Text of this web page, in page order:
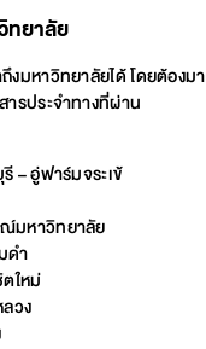
ทยาลัย
งมหาวิทยาลัยได้ โดยต้องมา
รประจำทางที่ผ่าน
– อู่ฟาร์มจระเข้
ณ์มหาวิทยาลัย
ดำ
ใหม่
วง